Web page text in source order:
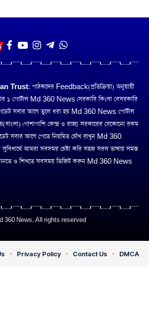
Trust: পাঠকদের Feedback(প্রতিক্রিয়া) অনুয়ায়ী
১ পোর্টাল Md 360 News। সরকারি কিংবা বেসরকারি
সবার আগে তুলে ধরা হয় Md 360 News পোর্টাল
পাশাপাশি কেন্দ্র ও রাজ্য সরকারের যেকোনো রকম
সবার আগে পেতে নিয়মিত চোঁখ রাখুন Md 360
আমরা সবসময় চেষ্টা করি সহজ সরল ভাষায় সমস্ত
ও শিখতে সবসময় ভিজিট করুন Md 360 News
360 News. All rights reserved
Privacy Policy Contact Us DMCA